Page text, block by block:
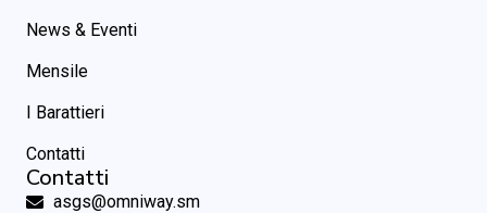
News & Eventi
Mensile
I Barattieri
Contatti
Contatti
asgs@omniway.sm